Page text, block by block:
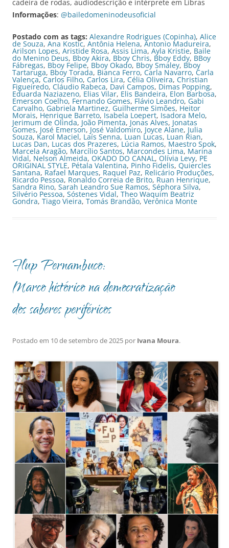
cadeira de rodas, audiodescrição e intérprete em Libras
Informações: @bailedomeninodeusoficial
Postado com as tags: Alexandre Rodrigues (Copinha), Alice
de Souza, Ana Kostic, Antônia Helena, Antonio Madureira,
Arilson Lopes, Aristide Rosa, Assis Lima, Ayla Kristie, Baile
do Menino Deus, Bboy Akira, Bboy Chris, Bboy Eddy, BBoy
Fábregas, Bboy Felipe, Bboy Okado, Bboy Smaley, Bboy
Tartaruga, Bboy Torada, Bianca Ferro, Carla Navarro, Carla
Valença,Carlos Filho, Carlos Lira, Célia Oliveira, Christian
Figueiredo, Cláudio Rabeca, Davi Campos, Dimas Popping,
Eduarda Naziazeno, Elias Vilar, Elis Bandeira, Elon Barbosa,
Emerson Coelho, Fernando Gomes, Flávio Leandro, Gabi
Carvalho, Gabriela Martinez, Guilherme Simões, Heitor
Morais, Henrique Barreto, Isabela Loepert, Isadora Melo,
Jerimum de Olinda, João Pimenta, Jonas Alves, Jonatas
Gomes, José Emerson, José Valdomiro, Joyce Alane, Julia
Souza, Karol Maciel, Laís Senna, Luan Lucas, Luan Rian,
Lucas Dan, Lucas dos Prazeres, Lúcia Ramos, Maestro Spok,
Marcela Aragão, Marcílio Santos, Marcondes Lima, Marina
Vidal, Nelson Almeida, OKADO DO CANAL, Olívia Levy, PE
ORIGINAL STYLE, Pétala Valentina, Pinho Fidelis, Quiercles
Santana, Rafael Marques, Raquel Paz, Relicário Produções,
Ricardo Pessoa, Ronaldo Correia de Brito, Ruan Henrique,
Sandra Rino, Sarah Leandro Sue Ramos, Séphora Silva,
Silvério Pessoa, Sóstenes Vidal, Theo Waquim Beatriz
Gondra, Tiago Vieira, Tomás Brandão, Verônica Monte
Flup Pernambuco:
Marco histórico na democratização
dos saberes periféricos
Postado em 10 de setembro de 2025 por Ivana Moura.